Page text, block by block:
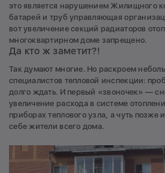
это является нарушением Жилищного
батарей и труб управляющая
вот увеличение секций радиаторов
многоквартирном доме запрещено.
Да кто ж заметит?!
Так думают многие. Но раскроем
специалистов тепловой инспекции:
долго ждать. И первый «звоночек» —
увеличение расхода в системе
приборах теплового узла, а чуть позже
себе жители всего дома.